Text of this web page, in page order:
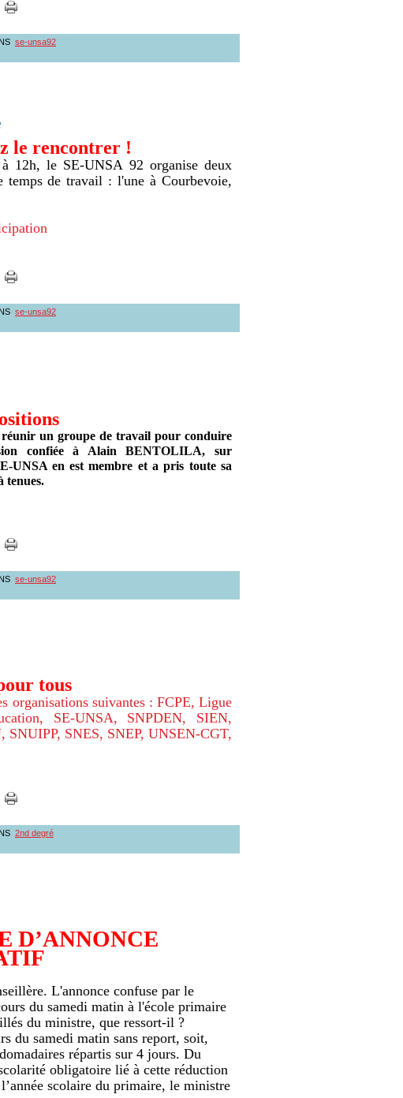
se-unsa92
le rencontrer !
12h, le SE-UNSA 92 organise deux
temps de travail : l'une à Courbevoie,
se-unsa92
un groupe de travail pour conduire
confiée à Alain BENTOLILA, sur
UNSA en est membre et a pris toute sa
tenues.
se-unsa92
tous
organisations suivantes : FCPE, Ligue
SE-UNSA, SNPDEN, SIEN,
SNES, SNEP, UNSEN-CGT,
2nd degré
D’ANNONCE
L'annonce confuse par le
du samedi matin à l'école primaire
du ministre, que ressort-il ?
du samedi matin sans report, soit,
répartis sur 4 jours. Du
obligatoire lié à cette réduction
scolaire du primaire, le ministre